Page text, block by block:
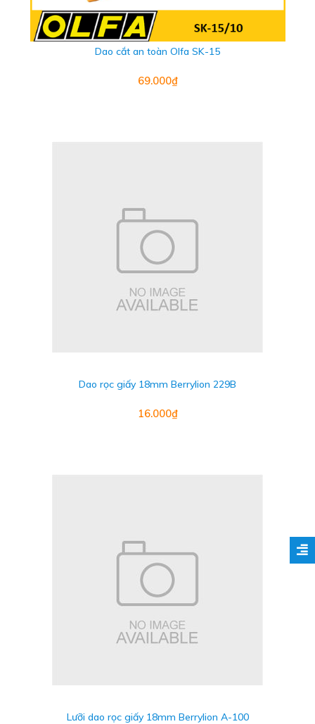
Dao cắt an toàn Olfa SK-15
69.000₫
Dao rọc giấy 18mm Berrylion 229B
16.000₫
Lưỡi dao rọc giấy 18mm Berrylion A-100